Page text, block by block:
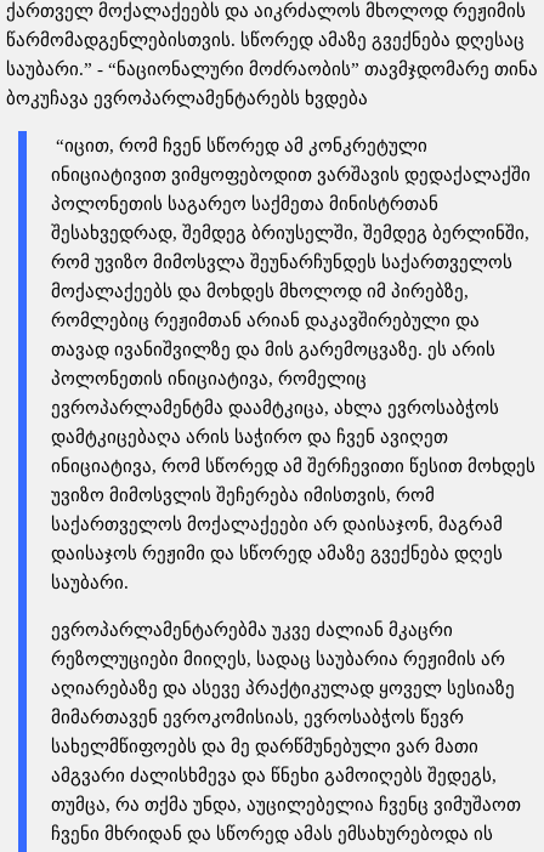
ქართველ მოქალაქეებს და აიკრძალოს მხოლოდ რეჟიმის
წარმომადგენლებისთვის. სწორედ ამაზე გვექნება დღესაც
საუბარი.” - “ნაციონალური მოძრაობის” თავმჯდომარე თინა
ბოკუჩავა ევროპარლამენტარებს ხვდება
“იცით, რომ ჩვენ სწორედ ამ კონკრეტული
ინიციატივით ვიმყოფებოდით ვარშავის დედაქალაქში
პოლონეთის საგარეო საქმეთა მინისტრთან
შესახვედრად, შემდეგ ბრიუსელში, შემდეგ ბერლინში,
რომ უვიზო მიმოსვლა შეუნარჩუნდეს საქართველოს
მოქალაქეებს და მოხდეს მხოლოდ იმ პირებზე,
რომლებიც რეჟიმთან არიან დაკავშირებული და
თავად ივანიშვილზე და მის გარემოცვაზე. ეს არის
პოლონეთის ინიციატივა, რომელიც
ევროპარლამენტმა დაამტკიცა, ახლა ევროსაბჭოს
დამტკიცებაღა არის საჭირო და ჩვენ ავიღეთ
ინიციატივა, რომ სწორედ ამ შერჩევითი წესით მოხდეს
უვიზო მიმოსვლის შეჩერება იმისთვის, რომ
საქართველოს მოქალაქეები არ დაისაჯონ, მაგრამ
დაისაჯოს რეჟიმი და სწორედ ამაზე გვექნება დღეს
საუბარი.
ევროპარლამენტარებმა უკვე ძალიან მკაცრი
რეზოლუციები მიიღეს, სადაც საუბარია რეჟიმის არ
აღიარებაზე და ასევე პრაქტიკულად ყოველ სესიაზე
მიმართავენ ევროკომისიას, ევროსაბჭოს წევრ
სახელმწიფოებს და მე დარწმუნებული ვარ მათი
ამგვარი ძალისხმევა და წნეხი გამოიღებს შედეგს,
თუმცა, რა თქმა უნდა, აუცილებელია ჩვენც ვიმუშაოთ
ჩვენი მხრიდან და სწორედ ამას ემსახურებოდა ის